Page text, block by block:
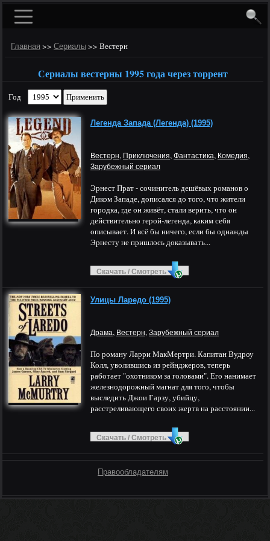
Главная >> Сериалы >> Вестерн
Сериалы вестерны 1995 года через торрент
Год
Легенда Запада (Легенда) (1995)
Вестерн, Приключения, Фантастика, Комедия,
Зарубежный сериал
Эрнест Прат - сочинитель дешёвых романов о
Диком Западе, дописался до того, что жители
городка, где он живёт, стали верить, что он
действительно герой-легенда, каким себя
описывает. И всё бы ничего, если бы однажды
Эрнесту не пришлось доказывать...
Скачать / Смотреть
Улицы Ларедо (1995)
Драма, Вестерн, Зарубежный сериал
По роману Ларри МакМертри. Капитан Вудроу
Колл, уволившись из рейнджеров, теперь
работает "охотником за головами". Его нанимает
железнодорожный магнат для того, чтобы
выследить Джои Гарзу, убийцу,
расстреливающего своих жертв на расстоянии...
Скачать / Смотреть
Правообладателям